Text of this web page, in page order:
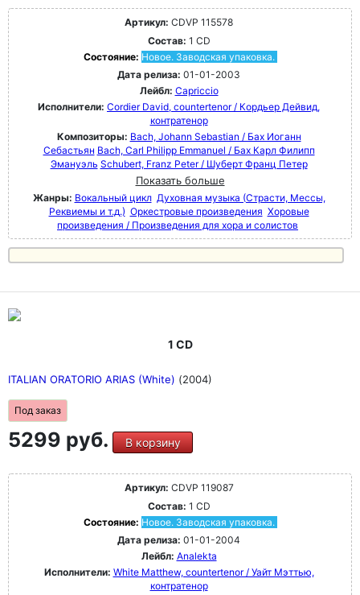
Артикул: CDVP 115578
Состав: 1 CD
Состояние: Новое. Заводская упаковка.
Дата релиза: 01-01-2003
Лейбл: Capriccio
Исполнители: Cordier David, countertenor / Кордьер Дейвид,
контратенор
Композиторы: Bach, Johann Sebastian / Бах Иоганн
Себастьян Bach, Carl Philipp Emmanuel / Бах Карл Филипп
Эмануэль Schubert, Franz Peter / Шуберт Франц Петер
Показать больше
Жанры: Вокальный цикл Духовная музыка (Страсти, Мессы,
Реквиемы и т.д.) Оркестровые произведения Хоровые
произведения / Произведения для хора и солистов
1 CD
ITALIAN ORATORIO ARIAS (White) (2004)
Под заказ
5299 руб. В корзину
Артикул: CDVP 119087
Состав: 1 CD
Состояние: Новое. Заводская упаковка.
Дата релиза: 01-01-2004
Лейбл: Analekta
Исполнители: White Matthew, countertenor / Уайт Мэттью,
контратенор